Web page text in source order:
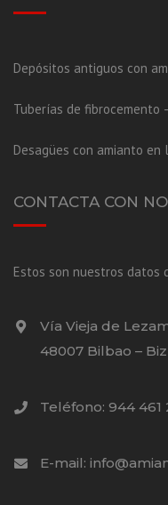
Depósitos antiguos con
Tuberías de fibrocemento
Desagües con amianto
CONTACTA CON
Estos son nuestros datos
Vía Vieja de
48007 Bilbao –
Teléfono: 944 461
E-mail: